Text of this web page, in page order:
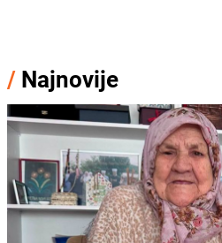
/ Najnovije